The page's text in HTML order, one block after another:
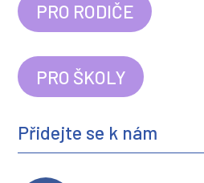
PRO RODIČE
PRO ŠKOLY
Přidejte se k nám